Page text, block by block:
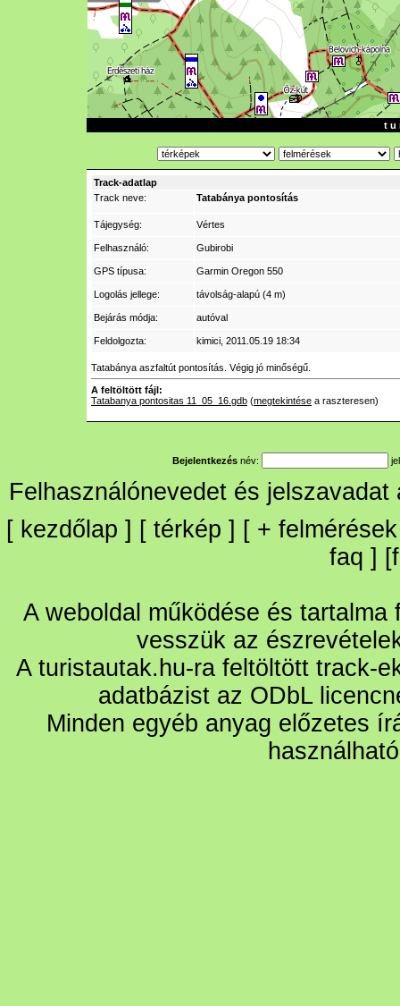
t u
Track-adatlap
Track neve:
Tatabánya pontosítás
Tájegység: Vértes
Felhasználó: Gubirobi
GPS típusa: Garmin Oregon 550
Logolás jellege: távolság-alapú (4 m)
Bejárás módja: autóval
Feldolgozta: kimici , 2011.05.19 18:34
Tatabánya aszfaltút pontosítás. Végig jó minőségű.
A feltöltött fájl:
Tatabanya pontositas 11_05_16.gdb (megtekintése a raszteresen)
Bejelentkezés név:
Felhasználónevedet és
[ kezdőlap ] [ térkép ] [ + felmérések
faq ] [
A weboldal működése és
vesszük az
A turistautak.hu-ra feltöltött track-
adatbázist az ODbL
Minden egyéb anyag előzetes